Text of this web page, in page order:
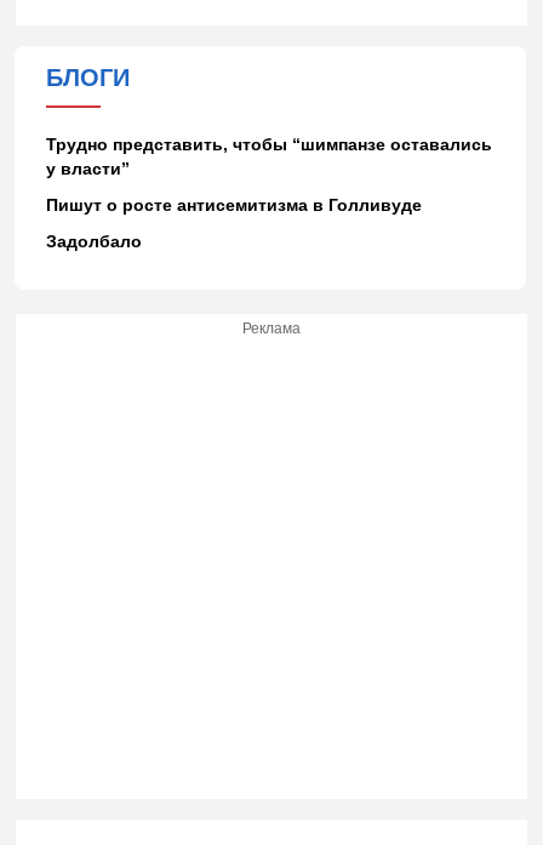
БЛОГИ
Трудно представить, чтобы “шимпанзе оставались
у власти”
Пишут о росте антисемитизма в Голливуде
Задолбало
Реклама